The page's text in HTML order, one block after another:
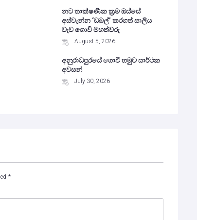
නව තාක්ෂණික ක්‍රම ඔස්සේ
අස්වැන්න ‘ඩබල්’ කරගත් සාලිය
වැව ගොවි මහත්වරු
August 5, 2026
අනුරාධපුරයේ ගොවි හමුව සාර්ථක
අවසන්
July 30, 2026
*